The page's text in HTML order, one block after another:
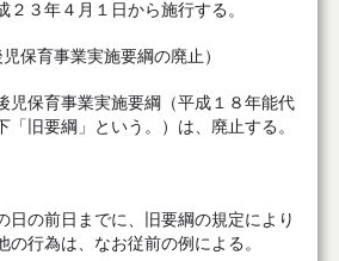
３年４月１日から施行する。
保育事業実施要綱の廃止）
保育事業実施要綱（平成１８年能代
「旧要綱」という。）は、廃止する。
の前日までに、旧要綱の規定により
の行為は、なお従前の例による。